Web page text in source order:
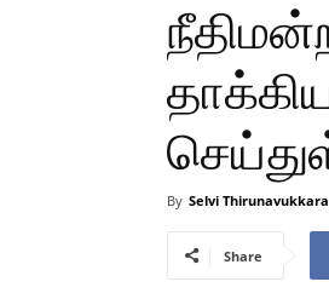
By Selvi
Share